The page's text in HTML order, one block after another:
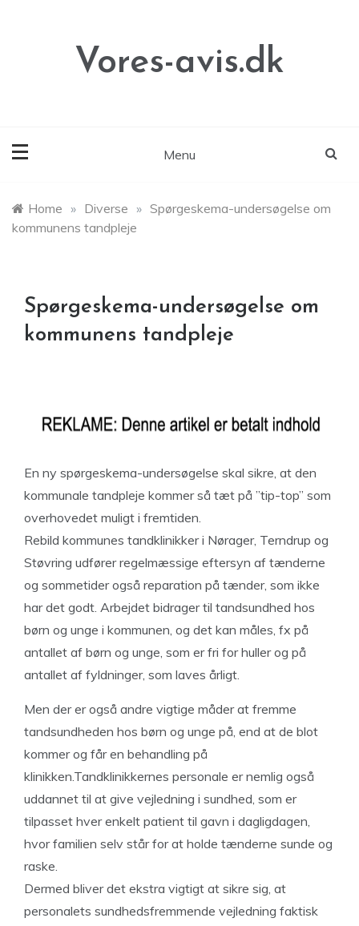
Vores-avis.dk
Menu
Home » Diverse » Spørgeskema-undersøgelse om
kommunens tandpleje
Spørgeskema-undersøgelse om
kommunens tandpleje
En ny spørgeskema-undersøgelse skal sikre, at den
kommunale tandpleje kommer så tæt på ”tip-top” som
overhovedet muligt i fremtiden.
Rebild kommunes tandklinikker i Nørager, Terndrup og
Støvring udfører regelmæssige eftersyn af tænderne
og sommetider også reparation på tænder, som ikke
har det godt. Arbejdet bidrager til tandsundhed hos
børn og unge i kommunen, og det kan måles, fx på
antallet af børn og unge, som er fri for huller og på
antallet af fyldninger, som laves årligt.
Men der er også andre vigtige måder at fremme
tandsundheden hos børn og unge på, end at de blot
kommer og får en behandling på
klinikken.Tandklinikkernes personale er nemlig også
uddannet til at give vejledning i sundhed, som er
tilpasset hver enkelt patient til gavn i dagligdagen,
hvor familien selv står for at holde tænderne sunde og
raske.
Dermed bliver det ekstra vigtigt at sikre sig, at
personalets sundhedsfremmende vejledning faktisk